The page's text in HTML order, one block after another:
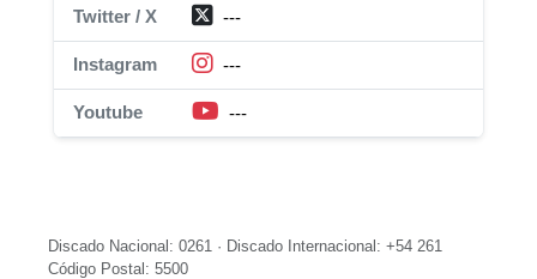
Twitter / X ---
Instagram ---
Youtube ---
Discado Nacional: 0261 · Discado Internacional: +54 261
Código Postal: 5500